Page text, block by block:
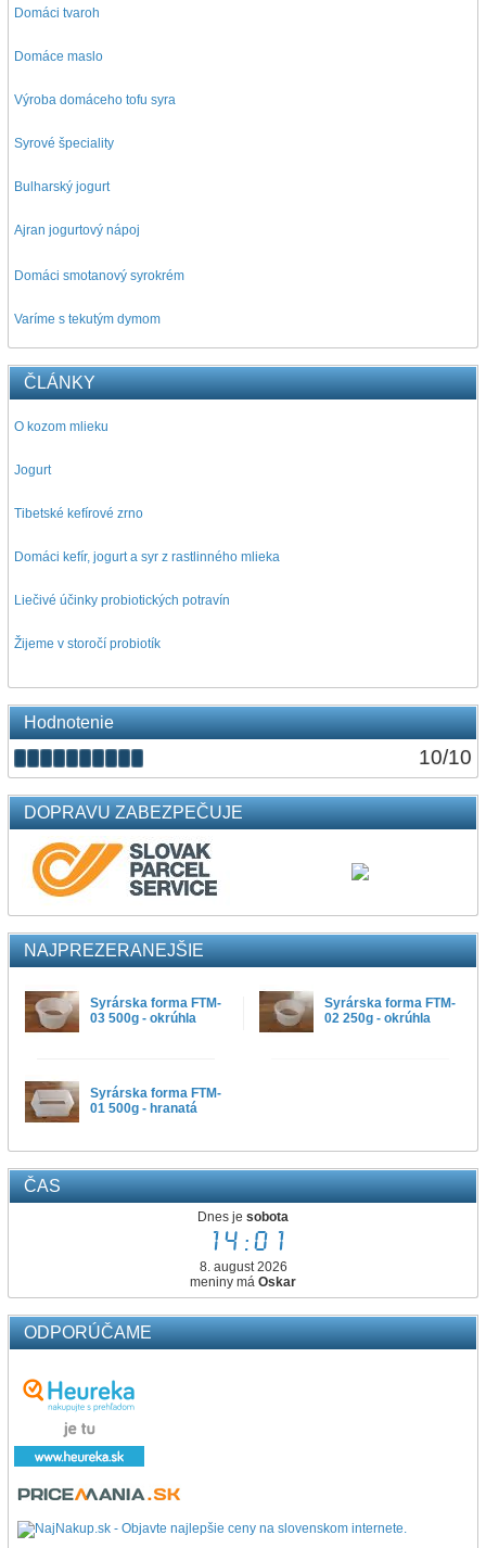
Domáci tvaroh
Domáce maslo
Výroba domáceho tofu syra
Syrové špeciality
Bulharský jogurt
Ajran jogurtový nápoj
Domáci smotanový syrokrém
Varíme s tekutým dymom
ČLÁNKY
O kozom mlieku
Jogurt
Tibetské kefírové zrno
Domáci kefír, jogurt a syr z rastlinného mlieka
Liečivé účinky probiotických potravín
Žijeme v storočí probiotík
Hodnotenie
10/10
DOPRAVU ZABEZPEČUJE
NAJPREZERANEJŠIE
Syrárska forma FTM-
03 500g - okrúhla
Syrárska forma FTM-
02 250g - okrúhla
Syrárska forma FTM-
01 500g - hranatá
ČAS
Dnes je sobota
14:01
8. august 2026
meniny má Oskar
ODPORÚČAME